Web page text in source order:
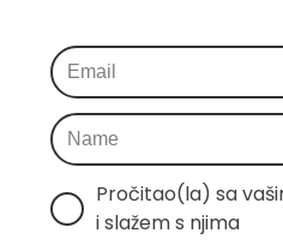
Pročitao(la) sa
i slažem s njima